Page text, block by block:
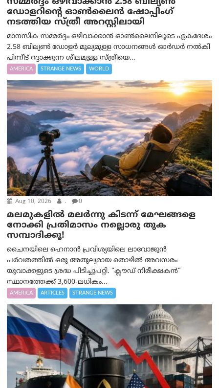
ഡോളറിന്റെ ഓണ്‍ലൈന്‍ ഷോപ്പിംഗ്
നടത്തിയ സ്ത്രീ അറസ്റ്റിലായി
മാനസിക സമ്മര്‍ദ്ദം ഒഴിവാക്കാന്‍ ഓണ്‍ലൈനിലൂടെ ഏകദേശം
2.58 ബില്യൺ ഡോളർ മൂല്യമുള്ള സാധനങ്ങള്‍ ഓര്‍ഡര്‍ നല്‍കി
പിന്നീട് റദ്ദാക്കുന്ന ശീലമുള്ള സ്ത്രീയെ...
AMERICA STRANGE NEWS WORLD
Aug 10, 2026 . 0
മലമുകളില്‍ മലര്‍ന്നു കിടന്ന് മേഘങ്ങളെ
നോക്കി പ്രതിമാസം നല്ലൊരു തുക
സമ്പാദിക്കൂ!
ചൈനയിലെ ഹെനാൻ പ്രവിശ്യയിലെ ലാവോജുൻ
പർവതത്തിൽ ഒരു അതുല്യമായ തൊഴിൽ അവസരം
യുവാക്കളുടെ ശ്രദ്ധ പിടിച്ചുപറ്റി. “ക്ലൗഡ് നിരീക്ഷകൻ”
സ്ഥാനത്തേക്ക് 3,600-ലധികം...
AMERICA ARTICLES STRANGE NEWS